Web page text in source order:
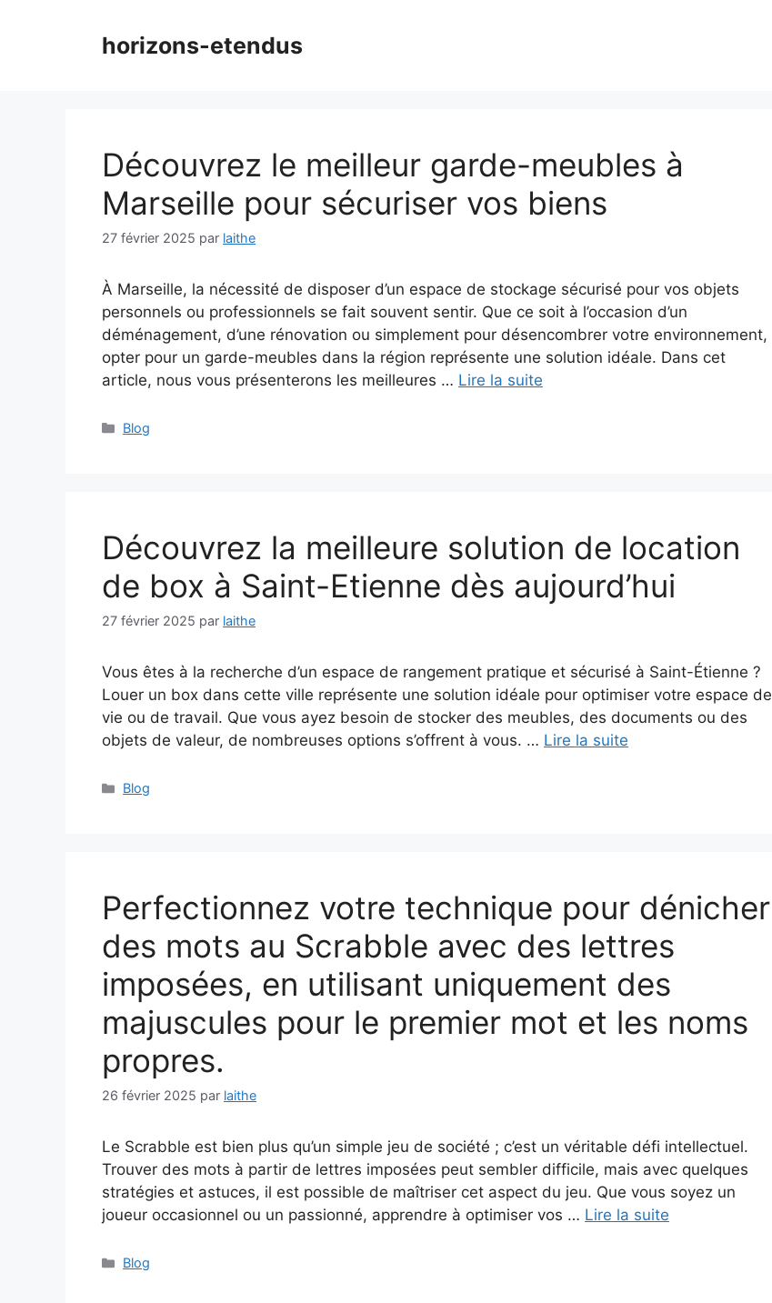
horizons-etendus
Découvrez le meilleur garde-meubles à
Marseille pour sécuriser vos biens
27 février 2025 par laithe
À Marseille, la nécessité de disposer d’un espace de stockage sécurisé pour vos objets
personnels ou professionnels se fait souvent sentir. Que ce soit à l’occasion d’un
déménagement, d’une rénovation ou simplement pour désencombrer votre environnement,
opter pour un garde-meubles dans la région représente une solution idéale. Dans cet
article, nous vous présenterons les meilleures … Lire la suite
Catégories
Blog
Découvrez la meilleure solution de location
de box à Saint-Etienne dès aujourd’hui
27 février 2025 par laithe
Vous êtes à la recherche d’un espace de rangement pratique et sécurisé à Saint-Étienne ?
Louer un box dans cette ville représente une solution idéale pour optimiser votre espace de
vie ou de travail. Que vous ayez besoin de stocker des meubles, des documents ou des
objets de valeur, de nombreuses options s’offrent à vous. … Lire la suite
Catégories
Blog
Perfectionnez votre technique pour dénicher
des mots au Scrabble avec des lettres
imposées, en utilisant uniquement des
majuscules pour le premier mot et les noms
propres.
26 février 2025 par laithe
Le Scrabble est bien plus qu’un simple jeu de société ; c’est un véritable défi intellectuel.
Trouver des mots à partir de lettres imposées peut sembler difficile, mais avec quelques
stratégies et astuces, il est possible de maîtriser cet aspect du jeu. Que vous soyez un
joueur occasionnel ou un passionné, apprendre à optimiser vos … Lire la suite
Catégories
Blog